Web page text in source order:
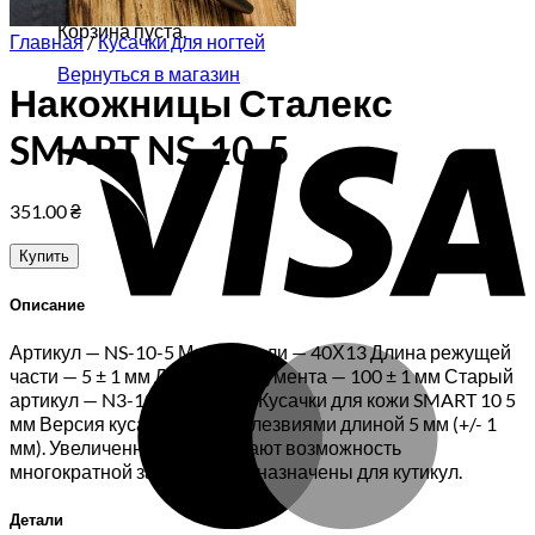
Корзина пуста.
Вернуться в магазин
Главная/ Кусачки для ногтей
Накожницы Сталекс
SMART NS-10-5
351.00₴
Купить
Описание
Артикул — NS-10-5 Марка стали — 40Х13 Длина режущей
части — 5 ± 1 мм Длина инструмента — 100 ± 1 мм Старый
артикул — N3-10-05 (КМ-00) Кусачки для кожи SMART 10 5
мм Версия кусачек КМ-00 с лезвиями длиной 5 мм (+/- 1
мм). Увеличенные лезвия дают возможность
многократной заточки. Предназначены для кутикул.
Детали